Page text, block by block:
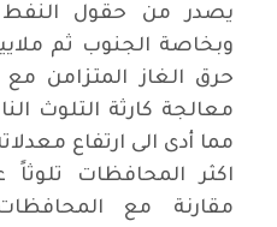
يصدر من حقول النفط
وبخاصة الجنوب ثم
حرق الغاز المتزامن مع
معالجة كارثة التلوث
مما أدى الى ارتفاع
اكثر المحافظات
مقارنة مع